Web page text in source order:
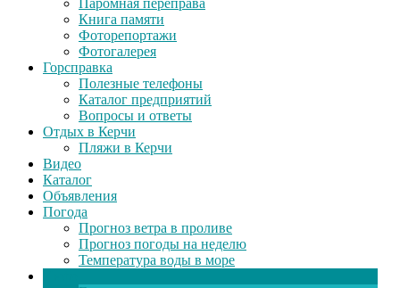
Паромная переправа
Книга памяти
Фоторепортажи
Фотогалерея
Горсправка
Полезные телефоны
Каталог предприятий
Вопросы и ответы
Отдых в Керчи
Пляжи в Керчи
Видео
Каталог
Объявления
Погода
Прогноз ветра в проливе
Прогноз погоды на неделю
Температура воды в море